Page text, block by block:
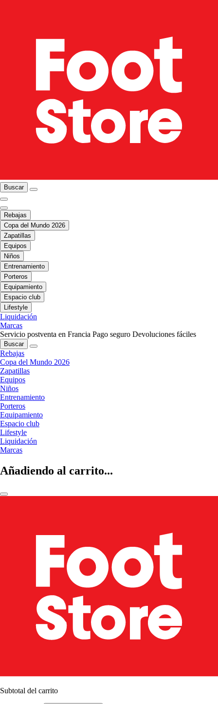
Buscar
Rebajas
Copa del Mundo 2026
Zapatillas
Equipos
Niños
Entrenamiento
Porteros
Equipamiento
Espacio club
Lifestyle
Liquidación
Marcas
Servicio postventa en Francia Pago seguro Devoluciones fáciles
Buscar
Rebajas
Copa del Mundo 2026
Zapatillas
Equipos
Niños
Entrenamiento
Porteros
Equipamiento
Espacio club
Lifestyle
Liquidación
Marcas
Añadiendo al carrito...
Subtotal del carrito